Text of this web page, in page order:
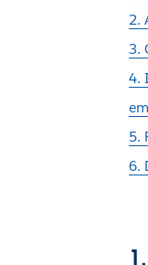
2.
3.
4.
5.
6.